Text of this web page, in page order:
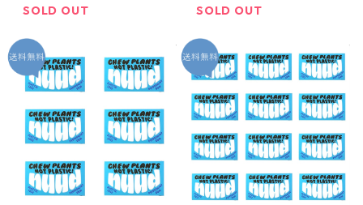
ム］
SOLD OUT
SOLD OUT